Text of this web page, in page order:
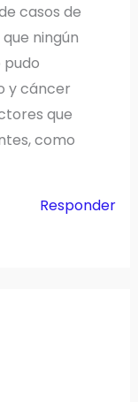
casos de
ningún
pudo
y cáncer
que
como
Responder